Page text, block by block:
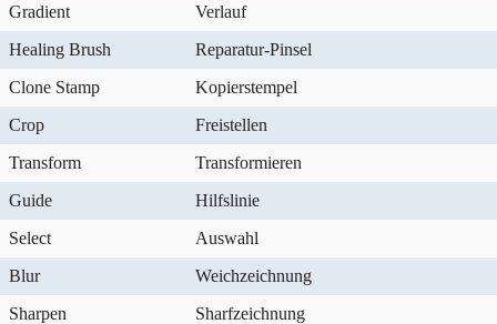
Gradient
Verlauf
Healing Brush
Reparatur-Pinsel
Clone Stamp
Kopierstempel
Crop
Freistellen
Transform
Transformieren
Guide
Hilfslinie
Select
Auswahl
Blur
Weichzeichnung
Sharpen
Sharfzeichnung